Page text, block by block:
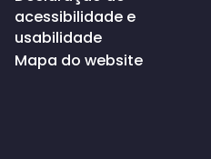
acessibilidade e
usabilidade
Mapa do website